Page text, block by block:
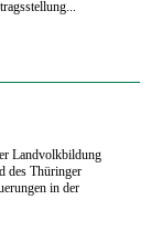
Landvolkbildung
des Thüringer
in der